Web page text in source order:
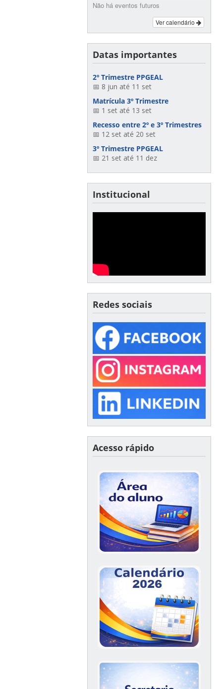
Não há eventos futuros
Ver calendário
Datas importantes
2º Trimestre PPGEAL
📅 8 jun até 11 set
Matrícula 3º Trimestre
📅 1 set até 13 set
Recesso entre 2º e 3º Trimestres
📅 12 set até 20 set
3º Trimestre PPGEAL
📅 21 set até 11 dez
Institucional
Redes sociais
Acesso rápido